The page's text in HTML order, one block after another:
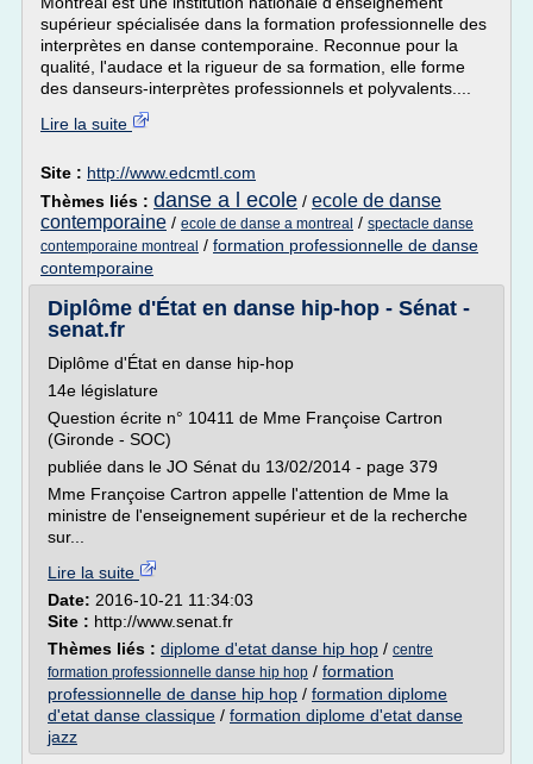
supérieur spécialisée dans la formation professionnelle des
interprètes en danse contemporaine. Reconnue pour la
qualité, l'audace et la rigueur de sa formation, elle forme
des danseurs-interprètes professionnels et polyvalents....
Lire la suite
Site : http://www.edcmtl.com
Thèmes liés : danse a l ecole / ecole de danse
contemporaine / ecole de danse a montreal / spectacle danse
contemporaine montreal / formation professionnelle de danse
contemporaine
Diplôme d'État en danse hip-hop - Sénat -
senat.fr
Diplôme d'État en danse hip-hop
14e législature
Question écrite n° 10411 de Mme Françoise Cartron
(Gironde - SOC)
publiée dans le JO Sénat du 13/02/2014 - page 379
Mme Françoise Cartron appelle l'attention de Mme la
ministre de l'enseignement supérieur et de la recherche
sur...
Lire la suite
Date: 2016-10-21 11:34:03
Site : http://www.senat.fr
Thèmes liés : diplome d'etat danse hip hop / centre
formation professionnelle danse hip hop / formation
professionnelle de danse hip hop / formation diplome
d'etat danse classique / formation diplome d'etat danse
jazz